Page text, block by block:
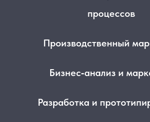
процессов
Производственный
Бизнес‑анализ и
Разработка и